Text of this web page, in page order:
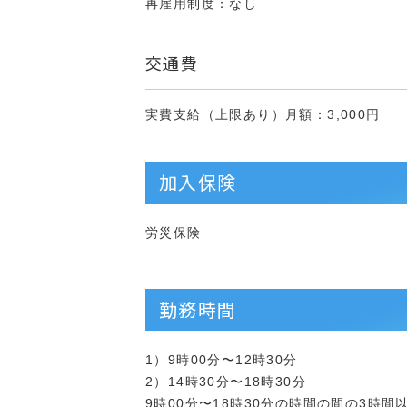
再雇用制度：なし
交通費
実費支給（上限あり）月額：3,000円
加入保険
労災保険
勤務時間
1）9時00分〜12時30分
2）14時30分〜18時30分
9時00分〜18時30分の時間の間の3時間